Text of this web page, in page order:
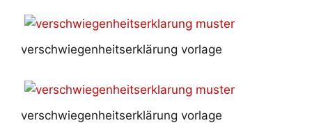
verschwiegenheitserklärung vorlage
verschwiegenheitserklärung vorlage